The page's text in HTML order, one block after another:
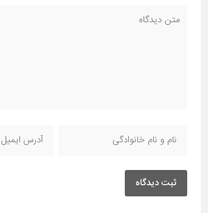
ثبت دیدگاه